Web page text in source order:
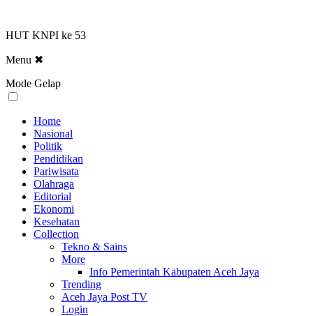
HUT KNPI ke 53
Menu ✖
Mode Gelap
Home
Nasional
Politik
Pendidikan
Pariwisata
Olahraga
Editorial
Ekonomi
Kesehatan
Collection
Tekno & Sains
More
Info Pemerintah Kabupaten Aceh Jaya
Trending
Aceh Jaya Post TV
Login